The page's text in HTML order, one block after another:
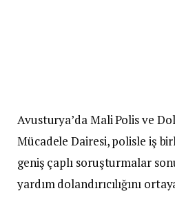
Avusturya’da Mali Polis ve
Mücadele Dairesi, polisle iş
geniş çaplı soruşturmalar
yardım dolandırıcılığını